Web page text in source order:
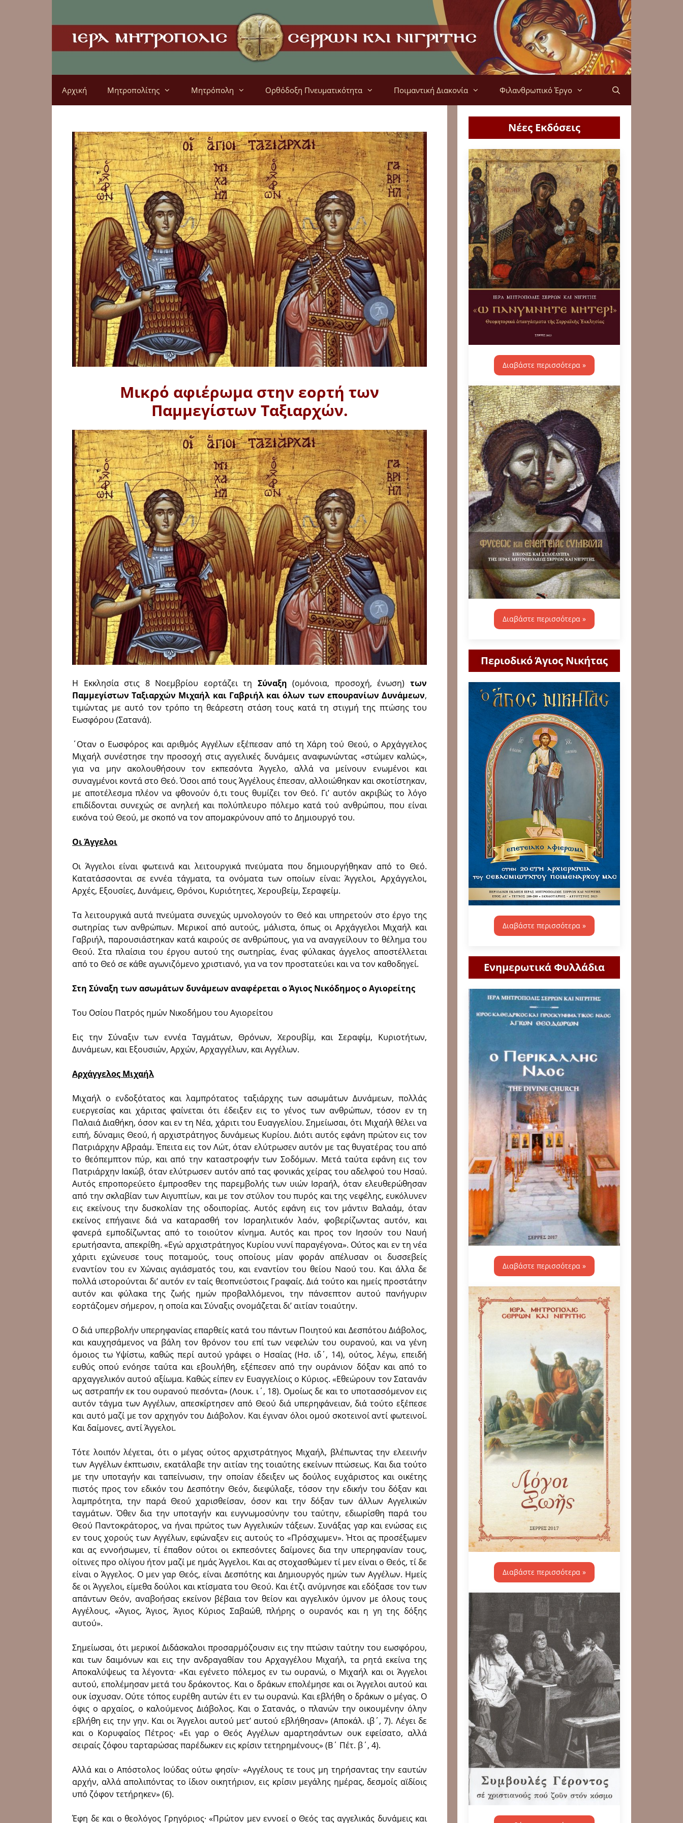
Αρχική Μητροπολίτης Μητρόπολη Ορθόδοξη Πνευματικότητα Ποιμαντική Διακονία Φιλανθρωπικό Έργο
Μικρό αφιέρωμα στην εορτή των
Παμμεγίστων Ταξιαρχών.
Η Εκκλησία στις 8 Νοεμβρίου εορτάζει τη Σύναξη (ομόνοια, προσοχή, ένωση)των
Παμμεγίστων Ταξιαρχών Μιχαήλ και Γαβριήλ και όλων των επουρανίων Δυνάμεων,
τιμώντας με αυτό τον τρόπο τη θεάρεστη στάση τους κατά τη στιγμή της πτώσης του
Εωσφόρου (Σατανά).
΄Οταν ο Εωσφόρος και αριθμός Αγγέλων εξέπεσαν από τη Χάρη τού Θεού, ο Αρχάγγελος
Μιχαήλ συνέστησε την προσοχή στις αγγελικές δυνάμεις αναφωνώντας «στώμεν καλώς»,
για να μην ακολουθήσουν τον εκπεσόντα Άγγελο, αλλά να μείνουν ενωμένοι και
συναγμένοι κοντά στο Θεό. Όσοι από τους Άγγέλους έπεσαν, αλλοιώθηκαν και σκοτίστηκαν,
με αποτέλεσμα πλέον να φθονούν ό,τι τους θυμίζει τον Θεό. Γι’ αυτόν ακριβώς το λόγο
επιδίδονται συνεχώς σε ανηλεή και πολύπλευρο πόλεμο κατά τού ανθρώπου, που είναι
εικόνα τού Θεού, με σκοπό να τον απομακρύνουν από το Δημιουργό του.
Οι Άγγελοι
Οι Άγγελοι είναι φωτεινά και λειτουργικά πνεύματα που δημιουργήθηκαν από το Θεό.
Κατατάσσονται σε εννέα τάγματα, τα ονόματα των οποίων είναι: Άγγελοι, Αρχάγγελοι,
Αρχές, Εξουσίες, Δυνάμεις, Θρόνοι, Κυριότητες, Χερουβείμ, Σεραφείμ.
Τα λειτουργικά αυτά πνεύματα συνεχώς υμνολογούν το Θεό και υπηρετούν στο έργο της
σωτηρίας των ανθρώπων. Μερικοί από αυτούς, μάλιστα, όπως οι Αρχάγγελοι Μιχαήλ και
Γαβριήλ, παρουσιάστηκαν κατά καιρούς σε ανθρώπους, για να αναγγείλουν το θέλημα του
Θεού. Στα πλαίσια του έργου αυτού της σωτηρίας, ένας φύλακας άγγελος αποστέλλεται
από το Θεό σε κάθε αγωνιζόμενο χριστιανό, για να τον προστατεύει και να τον καθοδηγεί.
Στη Σύναξη των ασωμάτων δυνάμεων αναφέρεται ο Άγιος Νικόδημος ο Αγιορείτης
Του Οσίου Πατρός ημών Νικοδήμου του Αγιορείτου
Εις την Σύναξιν των εννέα Ταγμάτων, Θρόνων, Χερουβίμ, και Σεραφίμ, Κυριοτήτων,
Δυνάμεων, και Εξουσιών, Αρχών, Αρχαγγέλων, και Αγγέλων.
Αρχάγγελος Μιχαήλ
Μιχαήλ ο ενδοξότατος και λαμπρότατος ταξιάρχης των ασωμάτων Δυνάμεων, πολλάς
ευεργεσίας και χάριτας φαίνεται ότι έδειξεν εις το γένος των ανθρώπων, τόσον εν τη
Παλαιά Διαθήκη, όσον και εν τη Νέα, χάριτι του Ευαγγελίου. Σημείωσαι, ότι Μιχαήλ θέλει να
ειπή, δύναμις Θεού, ή αρχιστράτηγος δυνάμεως Kυρίου. Διότι αυτός εφάνη πρώτον εις τον
Πατριάρχην Αβραάμ. Έπειτα εις τον Λώτ, όταν ελύτρωσεν αυτόν με τας θυγατέρας του από
το θεόπεμπτον πύρ, και από την καταστροφήν των Σοδόμων. Μετά ταύτα εφάνη εις τον
Πατριάρχην Ιακώβ, όταν ελύτρωσεν αυτόν από τας φονικάς χείρας του αδελφού του Ησαύ.
Αυτός επροπορεύετο έμπροσθεν της παρεμβολής των υιών Ισραήλ, όταν ελευθερώθησαν
από την σκλαβίαν των Αιγυπτίων, και με τον στύλον του πυρός και της νεφέλης, ευκόλυνεν
εις εκείνους την δυσκολίαν της οδοιπορίας. Αυτός εφάνη εις τον μάντιν Βαλαάμ, όταν
εκείνος επήγαινε διά να καταρασθή τον Ισραηλιτικόν λαόν, φοβερίζωντας αυτόν, και
φανερά εμποδίζωντας από το τοιούτον κίνημα. Αυτός και προς τον Ιησούν του Ναυή
ερωτήσαντα, απεκρίθη. «Εγώ αρχιστράτηγος Κυρίου νυνί παραγέγονα». Ούτος και εν τη νέα
χάριτι εχώνευσε τους ποταμούς, τους οποίους μίαν φοράν απέλυσαν οι δυσσεβείς
εναντίον του εν Χώναις αγιάσματός του, και εναντίον του θείου Ναού του. Και άλλα δε
πολλά ιστορούνται δι’ αυτόν εν ταίς θεοπνεύστοις Γραφαίς. Διά τούτο και ημείς προστάτην
αυτόν και φύλακα της ζωής ημών προβαλλόμενοι, την πάνσεπτον αυτού πανήγυριν
εορτάζομεν σήμερον, η οποία και Σύναξις ονομάζεται δι’ αιτίαν τοιαύτην.
Ο διά υπερβολήν υπερηφανίας επαρθείς κατά του πάντων Ποιητού και Δεσπότου Διάβολος,
και καυχησάμενος να βάλη τον θρόνον του επί των νεφελών του ουρανού, και να γένη
όμοιος τω Υψίστω, καθώς περί αυτού γράφει ο Ησαΐας (Ησ. ιδ΄, 14), ούτος, λέγω, επειδή
ευθύς οπού ενόησε ταύτα και εβουλήθη, εξέπεσεν από την ουράνιον δόξαν και από το
αρχαγγελικόν αυτού αξίωμα. Καθώς είπεν εν Ευαγγελίοις ο Κύριος. «Εθεώρουν τον Σατανάν
ως αστραπήν εκ του ουρανού πεσόντα» (Λουκ. ι΄, 18). Ομοίως δε και το υποτασσόμενον εις
αυτόν τάγμα των Αγγέλων, απεσκίρτησεν από Θεού διά υπερηφάνειαν, διά τούτο εξέπεσε
και αυτό μαζί με τον αρχηγόν του Διάβολον. Και έγιναν όλοι ομού σκοτεινοί αντί φωτεινοί.
Και δαίμονες, αντί Άγγελοι.
Τότε λοιπόν λέγεται, ότι ο μέγας ούτος αρχιστράτηγος Μιχαήλ, βλέπωντας την ελεεινήν
των Αγγέλων έκπτωσιν, εκατάλαβε την αιτίαν της τοιαύτης εκείνων πτώσεως. Και δια τούτο
με την υποταγήν και ταπείνωσιν, την οποίαν έδειξεν ως δούλος ευχάριστος και οικέτης
πιστός προς τον εδικόν του Δεσπότην Θεόν, διεφύλαξε, τόσον την εδικήν του δόξαν και
λαμπρότητα, την παρά Θεού χαρισθείσαν, όσον και την δόξαν των άλλων Αγγελικών
ταγμάτων. Όθεν δια την υποταγήν και ευγνωμοσύνην του ταύτην, εδιωρίσθη παρά του
Θεού Παντοκράτορος, να ήναι πρώτος των Αγγελικών τάξεων. Συνάξας γαρ και ενώσας εις
εν τους χορούς των Αγγέλων, εφώναξεν εις αυτούς το «Πρόσχωμεν». Ήτοι ας προσέξωμεν
και ας εννοήσωμεν, τί έπαθον ούτοι οι εκπεσόντες δαίμονες δια την υπερηφανίαν τους,
οίτινες προ ολίγου ήτον μαζί με ημάς Άγγελοι. Και ας στοχασθώμεν τί μεν είναι ο Θεός, τί δε
είναι ο Άγγελος. Ο μεν γαρ Θεός, είναι Δεσπότης και Δημιουργός ημών των Αγγέλων. Ημείς
δε οι Άγγελοι, είμεθα δούλοι και κτίσματα του Θεού. Και έτζι ανύμνησε και εδόξασε τον των
απάντων Θεόν, αναβοήσας εκείνον βέβαια τον θείον και αγγελικόν ύμνον με όλους τους
Αγγέλους, «Άγιος, Άγιος, Άγιος Κύριος Σαβαώθ, πλήρης ο ουρανός και η γη της δόξης
αυτού».
Σημείωσαι, ότι μερικοί Διδάσκαλοι προσαρμόζουσιν εις την πτώσιν ταύτην του εωσφόρου,
και των δαιμόνων και εις την ανδραγαθίαν του Αρχαγγέλου Μιχαήλ, τα ρητά εκείνα της
Αποκαλύψεως τα λέγοντα· «Kαι εγένετο πόλεμος εν τω ουρανώ, ο Μιχαήλ και οι Άγγελοι
αυτού, επολέμησαν μετά του δράκοντος. Kαι ο δράκων επολέμησε και οι Άγγελοι αυτού και
ουκ ίσχυσαν. Ούτε τόπος ευρέθη αυτών έτι εν τω ουρανώ. Kαι εβλήθη ο δράκων ο μέγας. Ο
όφις ο αρχαίος, ο καλούμενος Διάβολος. Kαι ο Σατανάς, ο πλανών την οικουμένην όλην
εβλήθη εις την γην. Kαι οι Άγγελοι αυτού μετ’ αυτού εβλήθησαν» (Αποκάλ. ιβ΄, 7). Λέγει δε
και ο Kορυφαίος Πέτρος· «Ει γαρ ο Θεός Αγγέλων αμαρτησάντων ουκ εφείσατο, αλλά
σειραίς ζόφου ταρταρώσας παρέδωκεν εις κρίσιν τετηρημένους» (Β΄ Πέτ. β΄, 4).
Αλλά και ο Απόστολος Ιούδας ούτω φησίν· «Αγγέλους τε τους μη τηρήσαντας την εαυτών
αρχήν, αλλά απολιπόντας το ίδιον οικητήριον, εις κρίσιν μεγάλης ημέρας, δεσμοίς αϊδίοις
υπό ζόφον τετήρηκεν» (6).
Έφη δε και ο θεολόγος Γρηγόριος· «Πρώτον μεν εννοεί ο Θεός τας αγγελικάς δυνάμεις και
Νέες Εκδόσεις
Διαβάστε περισσότερα »
Διαβάστε περισσότερα »
Περιοδικό Άγιος Νικήτας
Διαβάστε περισσότερα »
Ενημερωτικά Φυλλάδια
Διαβάστε περισσότερα »
Διαβάστε περισσότερα »